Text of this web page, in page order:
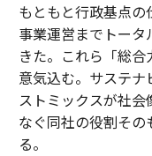
もともと行政基点の
事業運営までトー
きた。これら「総
意気込む。サステ
ストミックスが社
なぐ同社の役割そ
る。